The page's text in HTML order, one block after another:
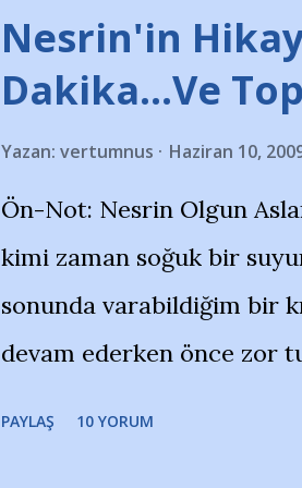
stadı önünde yaklaşık
takımlarının Futbol
görmek istemediklerini bir
bildiriyordu.. Bu grup
''Açık ve net olarak
yanısıra, bu takımlara ait
Bursa Büyükşehir
merkezlerini de
Nesrin'in
Dakika…Ve
Yazan: vertumnus Haziran 10,
Ön-Not: Nesrin Olgun
kimi zaman soğuk bir
sonunda varabildiğim bir
devam ederken önce zor
PAYLAŞ 10 YORUM